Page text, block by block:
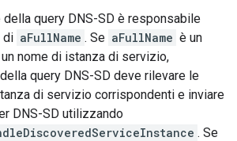
query DNS-SD è responsabile
di aFullName . Se aFullName è un
nome di istanza di servizio,
query DNS-SD deve rilevare le
di servizio corrispondenti e inviare
DNS-SD utilizzando
. Se